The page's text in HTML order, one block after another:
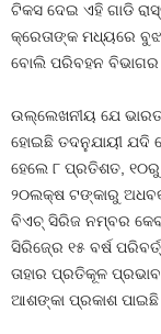
ଟିକସ ଦେଇ ଏହି ଗାଡି
କ୍ରେତାଙ୍କ ମଧ୍ୟରେ
ବୋଲି ପରିବହନ ବିଭାଗର
ଉଲ୍ଲେଖନୀୟ ଯେ
ହୋଇଛି ତଦନୁଯାୟୀ ଯଦି
ହେଲେ ୮ ପ୍ରତିଶତ,
୨୦ଲକ୍ଷ ଟଙ୍କାରୁ
ବିଏଚ୍‍ ସିରିଜ ନମ୍ବର
ସିରିଜ୍‍ରେ ୧୫ ବର୍ଷ
ତାହାର ପ୍ରତିକୂଳ
ଆଶଙ୍କା ପ୍ରକାଶ